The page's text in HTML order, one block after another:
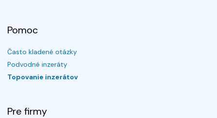
Pomoc
Často kladené otázky
Podvodné inzeráty
Topovanie inzerátov
Pre firmy